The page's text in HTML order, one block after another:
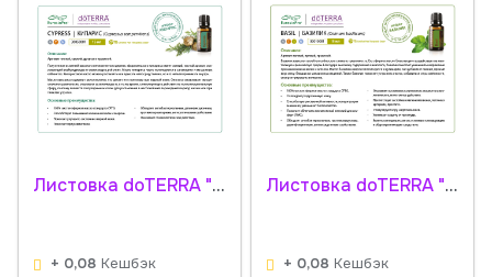
Листовка doTERRA "Кипарис. Эфирное масло" 30050001
+ 0,08 Кешбэк
Листовка doTERRA "Базилик. Эфирное масло" 30010001
+ 0,08 Кешбэк